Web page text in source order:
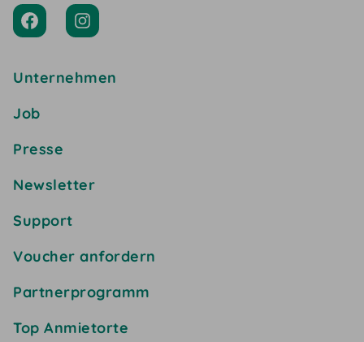
Unternehmen
Job
Presse
Newsletter
Support
Voucher anfordern
Partnerprogramm
Top Anmietorte